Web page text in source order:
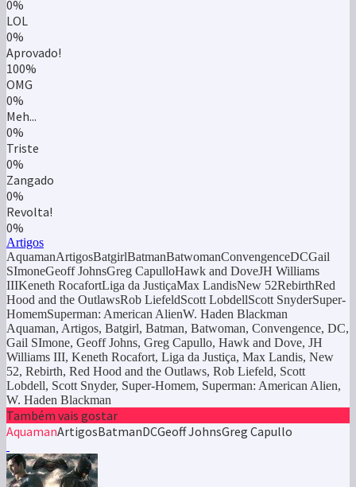
0%
LOL
0%
Aprovado!
100%
OMG
0%
Meh...
0%
Triste
0%
Zangado
0%
Revolta!
0%
Artigos
AquamanArtigosBatgirlBatmanBatwomanConvengenceDCGail
SImoneGeoff JohnsGreg CapulloHawk and DoveJH Williams
IIIKeneth RocafortLiga da JustiçaMax LandisNew 52RebirthRed
Hood and the OutlawsRob LiefeldScott LobdellScott SnyderSuper-
HomemSuperman: American AlienW. Haden Blackman
Aquaman, Artigos, Batgirl, Batman, Batwoman, Convengence, DC,
Gail SImone, Geoff Johns, Greg Capullo, Hawk and Dove, JH
Williams III, Keneth Rocafort, Liga da Justiça, Max Landis, New
52, Rebirth, Red Hood and the Outlaws, Rob Liefeld, Scott
Lobdell, Scott Snyder, Super-Homem, Superman: American Alien,
W. Haden Blackman
Também vais gostar
AquamanArtigosBatmanDCGeoff JohnsGreg Capullo